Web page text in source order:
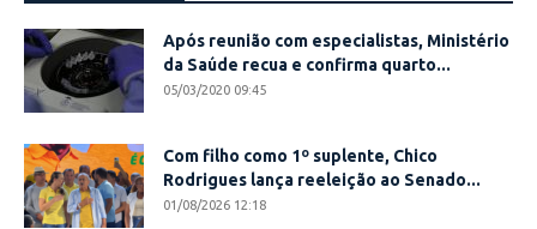
Após reunião com especialistas, Ministério
da Saúde recua e confirma quarto...
05/03/2020 09:45
Com filho como 1º suplente, Chico
Rodrigues lança reeleição ao Senado...
01/08/2026 12:18